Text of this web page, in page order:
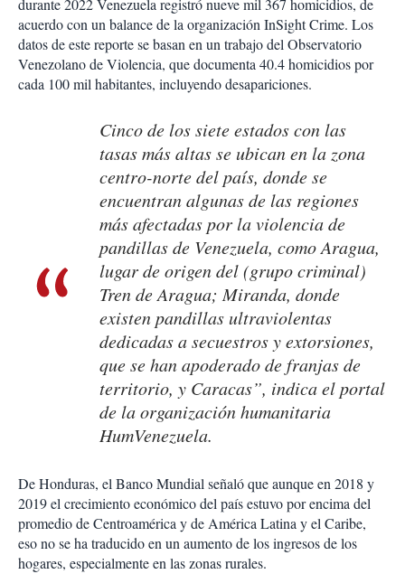
durante 2022 Venezuela registró nueve mil 367 homicidios, de
acuerdo con un balance de la organización InSight Crime. Los
datos de este reporte se basan en un trabajo del Observatorio
Venezolano de Violencia, que documenta 40.4 homicidios por
cada 100 mil habitantes, incluyendo desapariciones.
Cinco de los siete estados con las
tasas más altas se ubican en la zona
centro-norte del país, donde se
encuentran algunas de las regiones
más afectadas por la violencia de
pandillas de Venezuela, como Aragua,
lugar de origen del (grupo criminal)
Tren de Aragua; Miranda, donde
existen pandillas ultraviolentas
dedicadas a secuestros y extorsiones,
que se han apoderado de franjas de
territorio, y Caracas”, indica el portal
de la organización humanitaria
HumVenezuela.
De Honduras, el Banco Mundial señaló que aunque en 2018 y
2019 el crecimiento económico del país estuvo por encima del
promedio de Centroamérica y de América Latina y el Caribe,
eso no se ha traducido en un aumento de los ingresos de los
hogares, especialmente en las zonas rurales.